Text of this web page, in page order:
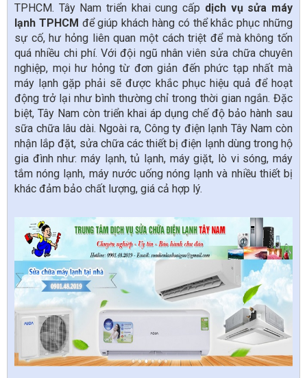
TPHCM. Tây Nam triển khai cung cấp dịch vụ sửa máy
lạnh TPHCM để giúp khách hàng có thể khắc phục những
sự cố, hư hỏng liên quan một cách triệt để mà không tốn
quá nhiều chi phí. Với đội ngũ nhân viên sửa chữa chuyên
nghiệp, mọi hư hỏng từ đơn giản đến phức tạp nhất mà
máy lạnh gặp phải sẽ được khắc phục hiệu quả để hoạt
động trở lại như bình thường chỉ trong thời gian ngắn. Đặc
biệt, Tây Nam còn triển khai áp dụng chế độ bảo hành sau
sữa chữa lâu dài. Ngoài ra, Công ty điện lạnh Tây Nam còn
nhận lắp đặt, sửa chữa các thiết bị điện lạnh dùng trong hộ
gia đình như: máy lạnh, tủ lạnh, máy giặt, lò vi sóng, máy
tắm nóng lạnh, máy nước uống nóng lạnh và nhiều thiết bị
khác đảm bảo chất lượng, giá cả hợp lý.